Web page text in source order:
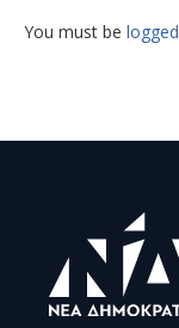
You must be